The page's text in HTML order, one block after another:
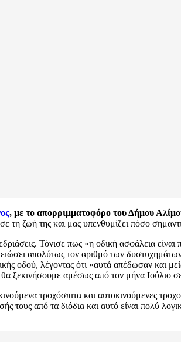
, με το απορριμματοφόρο του Δήμου
ζωή της και μας υπενθυμίζει πόσο
Τόνισε πως «η οδική ασφάλεια είναι
απολύτως τον αριθμό των
οδού, λέγοντας ότι «αυτά απέδωσαν και
θα ξεκινήσουμε αμέσως από τον μήνα
τροχόσπιτα και αυτοκινούμενες
τους από τα διόδια και αυτό είναι πολύ